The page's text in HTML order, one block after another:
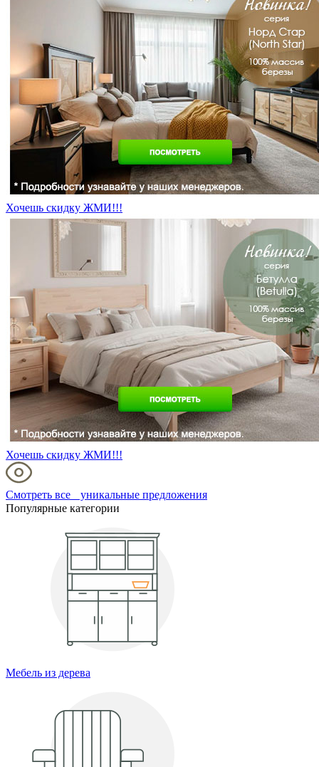
Хочешь скидку ЖМИ!!!
Хочешь скидку ЖМИ!!!
Смотреть все уникальные предложения
Популярные категории
Мебель из дерева